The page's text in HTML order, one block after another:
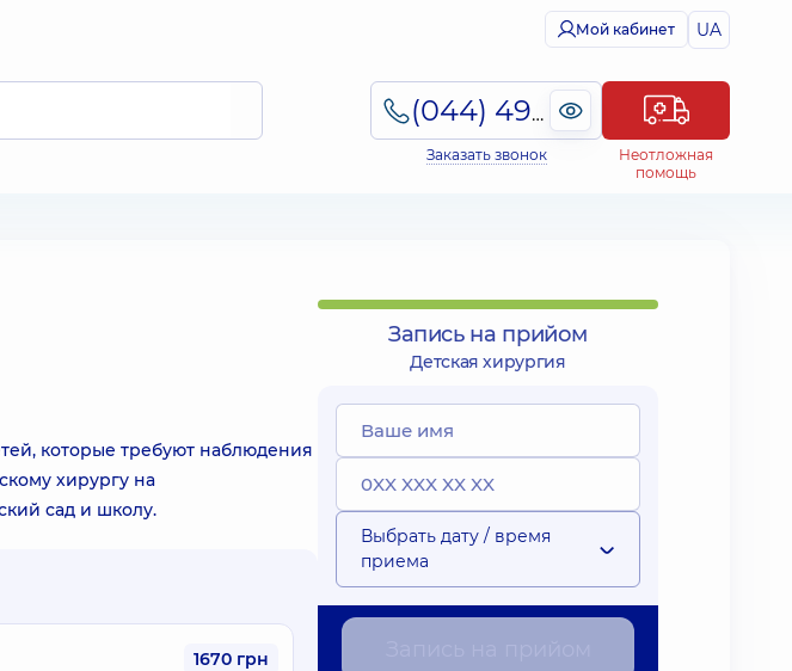
Мой кабинет UA
(044) 495-2-888
Заказать звонок
Неотложная
помощь
которые требуют наблюдения
хирургу на
сад и школу.
1670 грн
Запись на прийом
Детская хирургия
Выбрать дату / время
приема